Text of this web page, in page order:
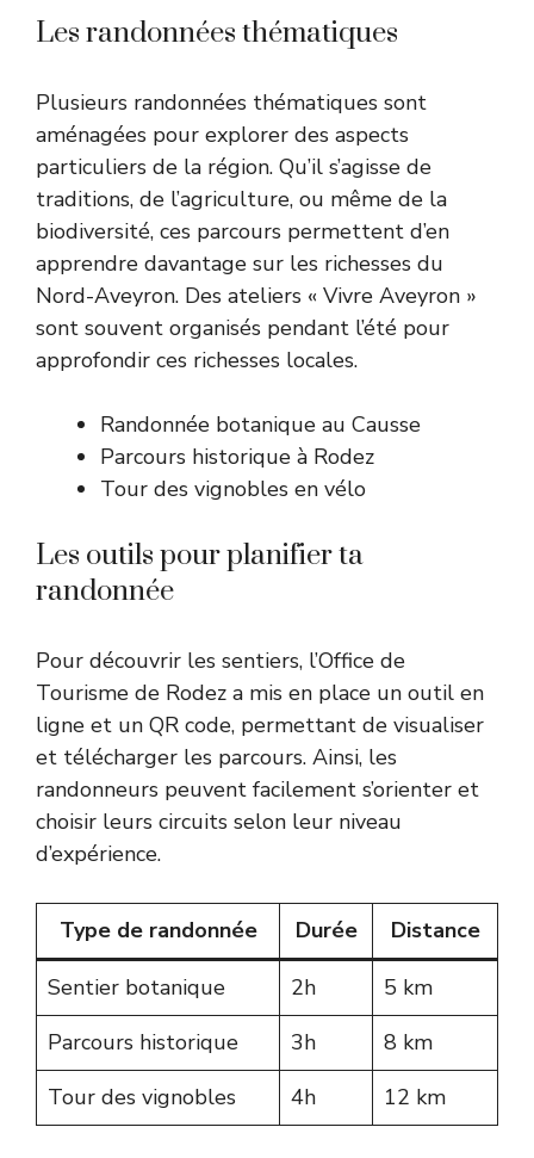
Les randonnées thématiques
Plusieurs randonnées thématiques sont
aménagées pour explorer des aspects
particuliers de la région. Qu’il s’agisse de
traditions, de l’agriculture, ou même de la
biodiversité, ces parcours permettent d’en
apprendre davantage sur les richesses du
Nord-Aveyron. Des ateliers « Vivre Aveyron »
sont souvent organisés pendant l’été pour
approfondir ces richesses locales.
Randonnée botanique au Causse
Parcours historique à Rodez
Tour des vignobles en vélo
Les outils pour planifier ta
randonnée
Pour découvrir les sentiers, l’Office de
Tourisme de Rodez a mis en place un outil en
ligne et un QR code, permettant de visualiser
et télécharger les parcours. Ainsi, les
randonneurs peuvent facilement s’orienter et
choisir leurs circuits selon leur niveau
d’expérience.
Type de randonnée Durée
Distance
Sentier botanique
2h
5 km
Parcours historique
3h
8 km
Tour des vignobles
4h 12 km